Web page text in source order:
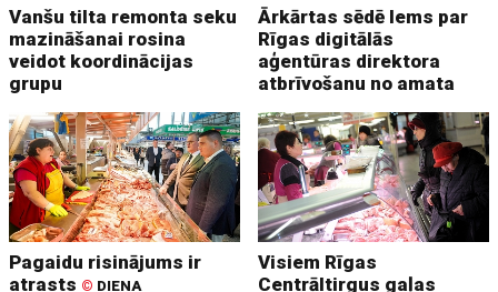
Vanšu tilta remonta seku
mazināšanai rosina
veidot koordinācijas
grupu
Ārkārtas sēdē lems par
Rīgas digitālās
aģentūras direktora
atbrīvošanu no amata
Pagaidu risinājums ir
atrasts © DIENA
Visiem Rīgas
Centrāltirgus gaļas